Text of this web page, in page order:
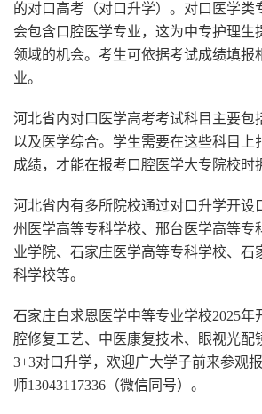
的对口高考（对口升学）。对口医学类
会包含口腔医学专业，这为中专护理生
领域的机会。考生可依据考试成绩填报
业。
河北省内对口医学高考考试科目主要包
以及医学综合。学生需要在这些科目上
成绩，才能在报考口腔医学大专院校时
河北省内有多所院校通过对口升学开设
州医学高等专科学校、邢台医学高等专
业学院、石家庄医学高等专科学校、石
科学校等。
石家庄白求恩医学中等专业学校2025年
腔修复工艺、中医康复技术、眼视光配
3+3对口升学，欢迎广大学子前来参观
师13043117336（微信同号）。